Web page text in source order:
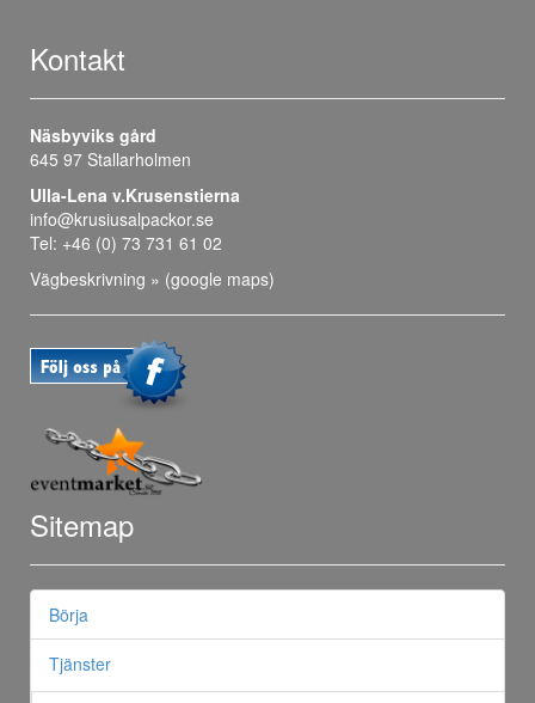
Kontakt
Näsbyviks gård
645 97 Stallarholmen
Ulla-Lena v.Krusenstierna
info@krusiusalpackor.se
Tel: +46 (0) 73 731 61 02
Vägbeskrivning » (google maps)
Sitemap
Börja
Tjänster